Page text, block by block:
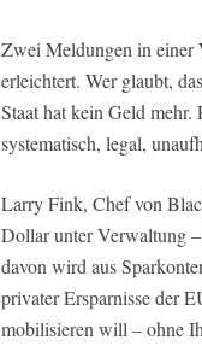
Zwei Meldungen in einer
erleichtert. Wer glaubt,
Staat hat kein Geld mehr.
systematisch, legal,
Larry Fink, Chef von
Dollar unter Verwaltung
davon wird aus
privater Ersparnisse der
mobilisieren will – ohne